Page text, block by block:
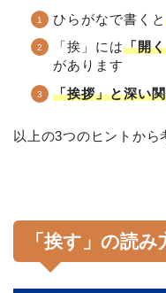
ひらがなで書くと
「挨」には「開
があります
「挨拶」と深い
以上の3つのヒントから
「挨す」の読